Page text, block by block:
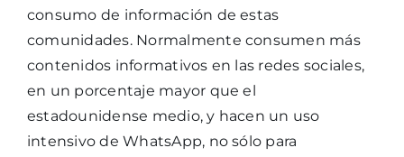
consumo de información de estas
comunidades. Normalmente consumen más
contenidos informativos en las redes sociales,
en un porcentaje mayor que el
estadounidense medio, y hacen un uso
intensivo de WhatsApp, no sólo para